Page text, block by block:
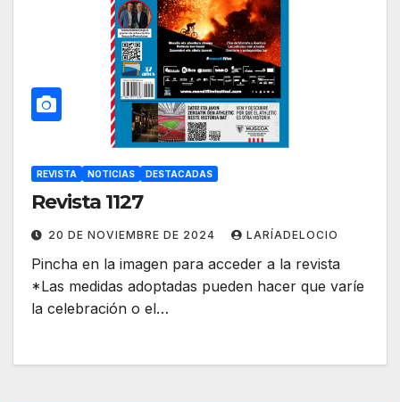
REVISTA NOTICIAS DESTACADAS
Revista 1127
20 DE NOVIEMBRE DE 2024 LARÍADELOCIO
Pincha en la imagen para acceder a la revista
*Las medidas adoptadas pueden hacer que varíe
la celebración o el…